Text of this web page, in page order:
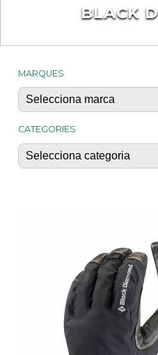
BLACK
MARQUES
CATEGORIES